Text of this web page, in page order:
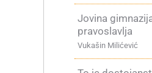
Jovina
pravoslavlja
Vukašin Milićević